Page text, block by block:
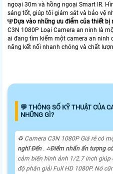
ngoại 30m và hồng ngoại Smart IR.
sáng tốt, giúp tôi giám sát và bảo vệ
️🕎Dựa vào những ưu điểm của thiết bị
C3N 1080P Loại Camera an ninh là
ai đang tìm kiếm một camera an ninh
năng kết nối nhanh chóng và chất
️💬 THÔNG SỐ KỸ THUẬT CỦA
NHỮNG GÌ?
♻️ Camera C3N 1080P Giá rẻ có
nghĩ Đến. ⁂Điểm nhấn ấn tượng
cảm biến hình ảnh 1/2.7 inch giúp
độ phân giải Full HD 1080P. Nó